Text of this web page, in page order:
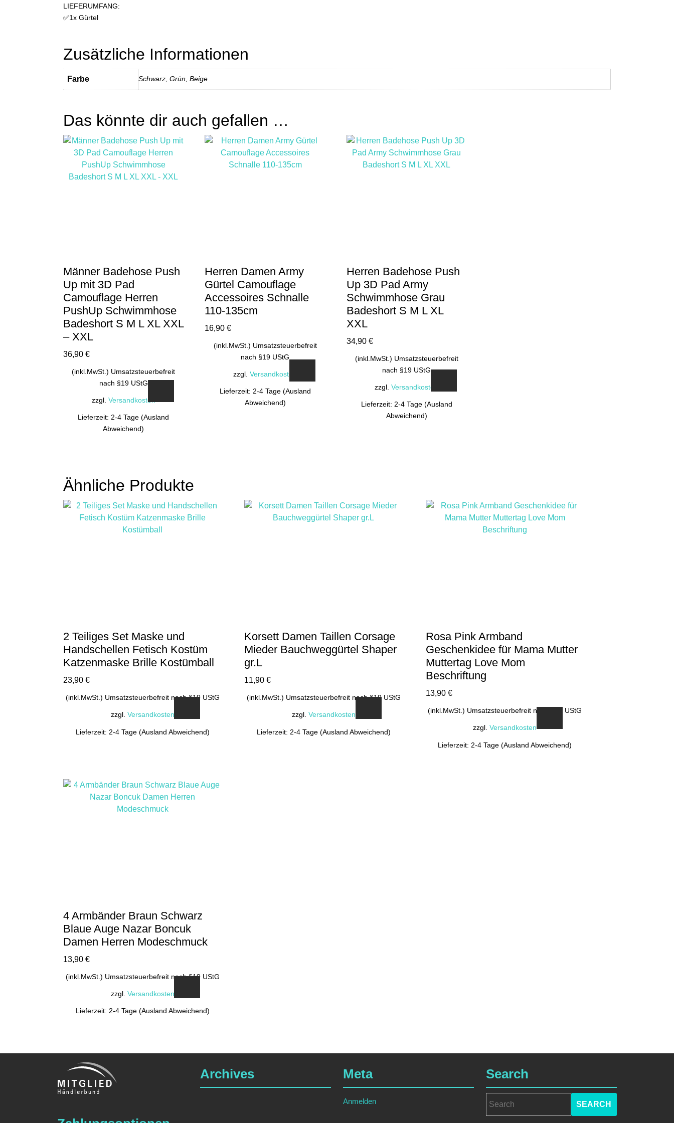
LIEFERUMFANG:
✅1x Gürtel
Zusätzliche Informationen
Farbe Schwarz, Grün, Beige
Das könnte dir auch gefallen …
Männer Badehose Push
Up mit 3D Pad
Camouflage Herren
PushUp Schwimmhose
Badeshort S M L XL XXL
– XXL
36,90 €
(inkl.MwSt.) Umsatzsteuerbefreit
nach §19 UStG
zzgl. Versandkosten
Lieferzeit: 2-4 Tage (Ausland
Abweichend)
Herren Damen Army
Gürtel Camouflage
Accessoires Schnalle
110-135cm
16,90€
(inkl.MwSt.) Umsatzsteuerbefreit
nach §19 UStG
zzgl.Versandkosten
Lieferzeit: 2-4 Tage (Ausland
Abweichend)
Herren Badehose Push
Up 3D Pad Army
Schwimmhose Grau
Badeshort S M L XL
XXL
34,90 €
(inkl.MwSt.) Umsatzsteuerbefreit
nach §19 UStG
zzgl.Versandkosten
Lieferzeit: 2-4 Tage (Ausland
Abweichend)
Ähnliche Produkte
2 Teiliges Set Maske und
Handschellen Fetisch Kostüm
Katzenmaske Brille Kostümball
23,90 €
(inkl.MwSt.) Umsatzsteuerbefreit nach §19 UStG
zzgl. Versandkosten
Lieferzeit: 2-4 Tage (Ausland Abweichend)
Korsett Damen Taillen Corsage
Mieder Bauchweggürtel Shaper
gr.L
11,90€
(inkl.MwSt.) Umsatzsteuerbefreit nach §19 UStG
zzgl. Versandkosten
Lieferzeit: 2-4 Tage (Ausland Abweichend)
Rosa Pink Armband
Geschenkidee für Mama Mutter
Muttertag Love Mom
Beschriftung
13,90 €
(inkl.MwSt.) Umsatzsteuerbefreit nach §19 UStG
zzgl.Versandkosten
Lieferzeit: 2-4 Tage (Ausland Abweichend)
4 Armbänder Braun Schwarz
Blaue Auge Nazar Boncuk
Damen Herren Modeschmuck
13,90 €
(inkl.MwSt.) Umsatzsteuerbefreit nach §19 UStG
zzgl. Versandkosten
Lieferzeit: 2-4 Tage (Ausland Abweichend)
Archives Meta
Anmelden
Search